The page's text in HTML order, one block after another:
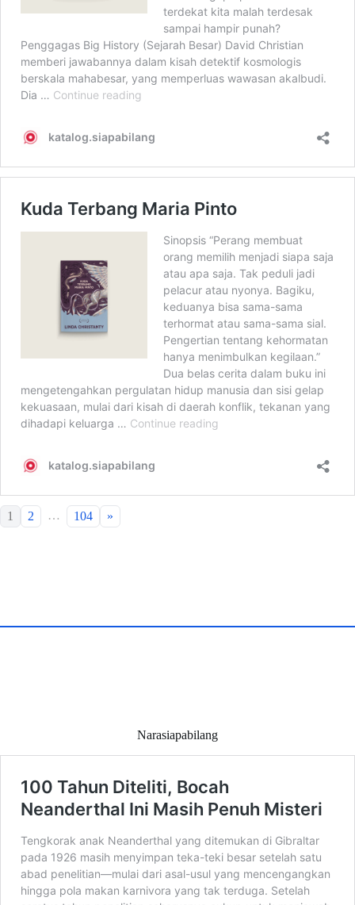
1 2 … 104 »
Narasiapabilang